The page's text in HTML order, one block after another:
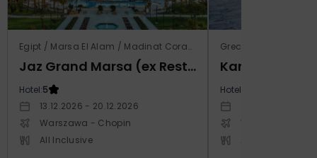
Egipt / Marsa El Alam / Madinat Coraya
Jaz Grand Marsa (ex Resta Grand Resort)
Hotel:5
13.12.2026 - 20.12.2026
Warszawa - Chopin
All Inclusive
Grecja / Samos /
Kampos
Hotel:
Warszawa -